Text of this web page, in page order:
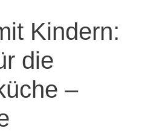
Kindern:
die
–